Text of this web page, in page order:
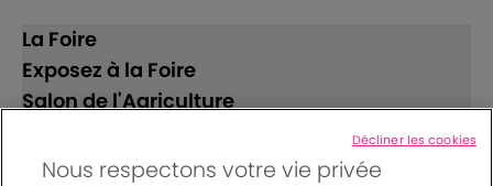
La Foire
Exposez à la Foire
Salon de l'Agriculture
Suivez-nous
Nous respectons votre vie privée
Décliner les cookies